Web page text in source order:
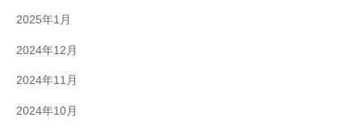
2025年1月
2024年12月
2024年11月
2024年10月